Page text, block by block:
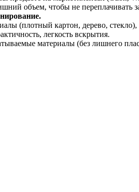
объем, чтобы не переплачивать
(плотный картон, дерево,
легкость вскрытия.
материалы (без лишнего